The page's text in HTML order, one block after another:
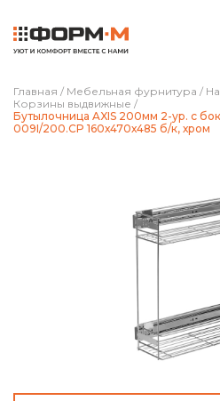
Главная / Мебельная фурнитура /
Корзины выдвижные /
Бутылочница AXIS 200мм 2-ур. с
009I/200.CP 160х470х485 б/к, хром